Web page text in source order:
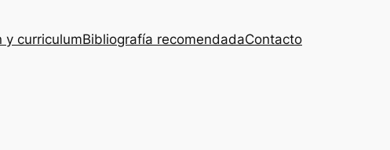
y curriculumBibliografía recomendadaContacto